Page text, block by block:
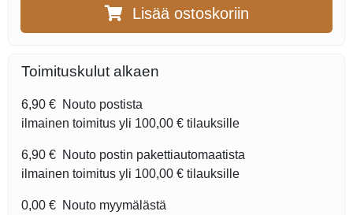
Lisää ostoskoriin
Toimituskulut alkaen
6,90 € Nouto postista
ilmainen toimitus yli 100,00 € tilauksille
6,90 € Nouto postin pakettiautomaatista
ilmainen toimitus yli 100,00 € tilauksille
0,00 € Nouto myymälästä